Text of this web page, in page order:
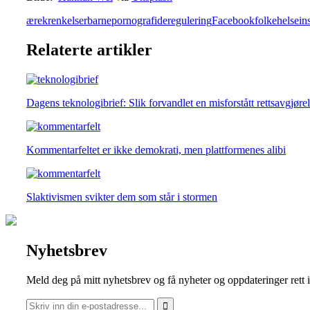
ærekrenkelserbarnepornografidereguleringFacebook
Relaterte artikler
Dagens teknologibrief: Slik forvandlet en misforstått
Kommentarfeltet er ikke demokrati, men plattformenes alibi
Slaktivismen svikter dem som står i stormen
Nyhetsbrev
Meld deg på mitt nyhetsbrev og få nyheter og oppdateringer rett